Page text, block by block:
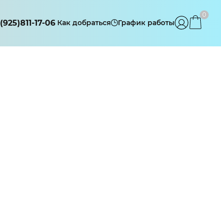
17-06 Как добраться График работы
0